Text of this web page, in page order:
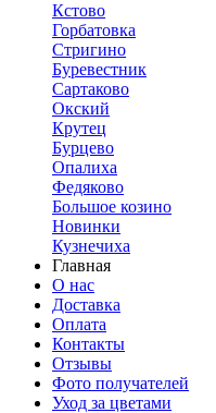
Кстово
Горбатовка
Стригино
Буревестник
Сартаково
Окский
Крутец
Бурцево
Опалиха
Федяково
Большое козино
Новинки
Кузнечиха
Главная
О нас
Доставка
Оплата
Контакты
Отзывы
Фото получателей
Уход за цветами